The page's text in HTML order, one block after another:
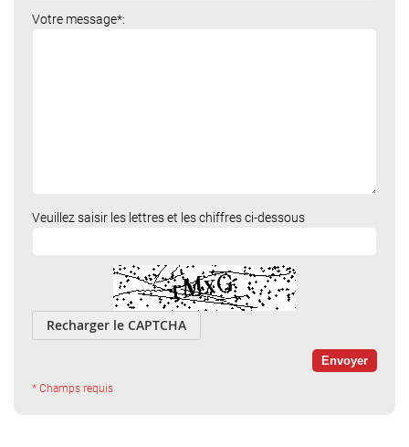
Votre message*:
Veuillez saisir les lettres et les chiffres ci-dessous
Recharger le CAPTCHA